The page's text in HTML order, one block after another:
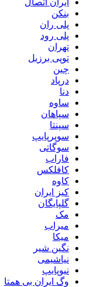
بنکن
پلی ران
پلی رود
تهران
توپی برزیل
چین
درپاد
دنا
ساوه
سپاهان
سپنتا
سوپرپایپ
سوگاتی
فاراب
کافلکس
کاوه
کیز ایران
گلپایگان
مک
میراب
میکا
نگین شیر
نیاشیمی
نیوپایپ
وگ ایران بی همتا